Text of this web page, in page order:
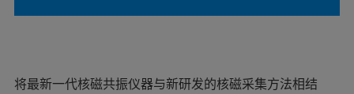
将最新一代核磁共振仪器与新研发的核磁采集方法相结